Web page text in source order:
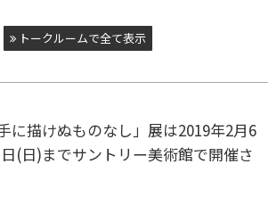
トークルームで全て表示
に描けぬものなし」展は2019年2月6
(日)までサントリー美術館で開催さ